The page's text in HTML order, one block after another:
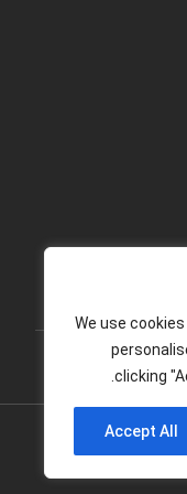
We use
clicking
Accept All
جميع الحقوق